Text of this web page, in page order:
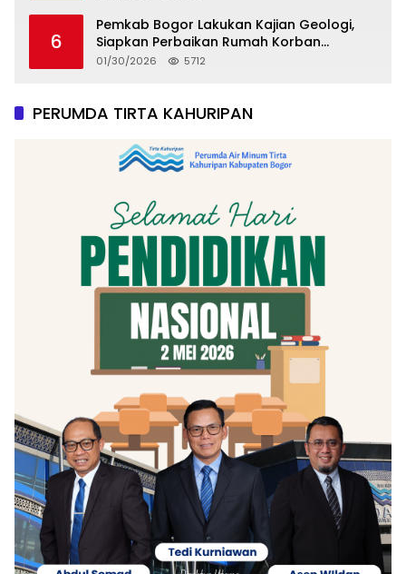
6
Pemkab Bogor Lakukan Kajian Geologi,
Siapkan Perbaikan Rumah Korban
Pergeseran Tanah
01/30/2026 5712
PERUMDA TIRTA KAHURIPAN